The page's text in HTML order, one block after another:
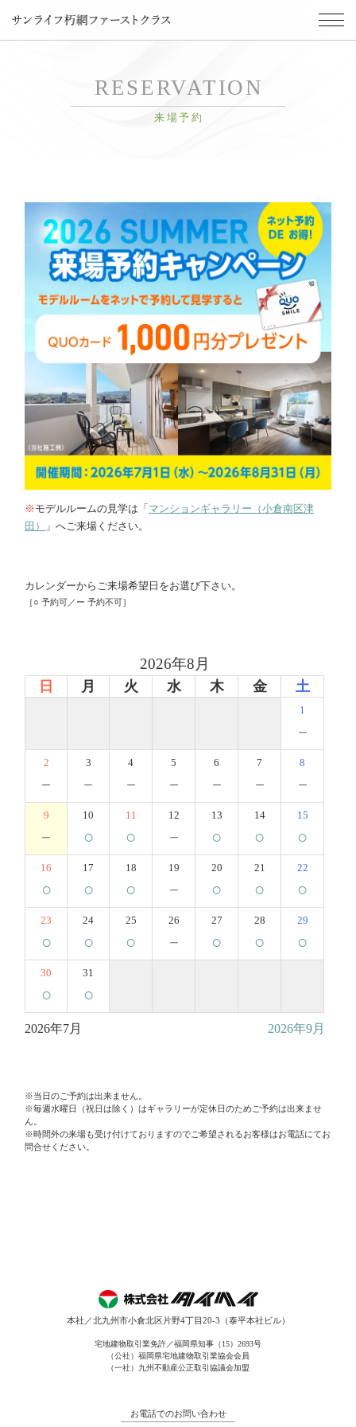
RESERVATION
来場予約
※ モデルルームの見学は「 マンションギャラリー（小倉南区津
田）
」へご来場ください。
カレンダーからご来場希望日をお選び下さい。
［○ 予約可／ー 予約不可］
2026年8月
日 月 火 水 木 金 土
1
－
2
－
3
－
4
－
5
－
6
－
7
－
8
－
9
－
10
○
11
○
12
－
13
○
14
○
15
○
16
○
17
○
18
○
19
－
20
○
21
○
22
○
23
○
24
○
25
○
26
－
27
○
28
○
29
○
30
○
31
○
2026年7月 2026年9月
※当日のご予約は出来ません。
※毎週水曜日（祝日は除く）はギャラリーが定休日のためご予約は出来ませ
ん。
※時間外の来場も受け付けておりますのでご希望されるお客様はお電話にてお
問合せください。
本社／北九州市小倉北区片野4丁目20-3（泰平本社ビル）
宅地建物取引業免許／福岡県知事（15）2693号
（公社）福岡県宅地建物取引業協会会員
（一社）九州不動産公正取引協議会加盟
お電話でのお問い合わせ